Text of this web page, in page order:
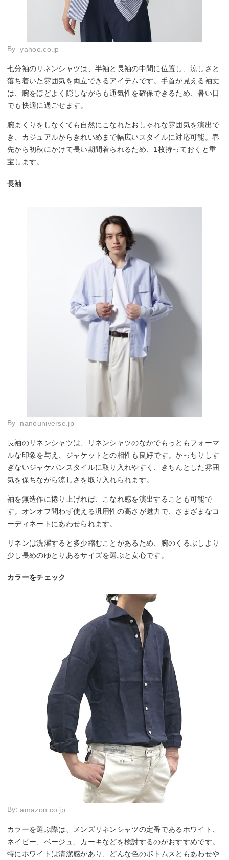
By:yahoo.co.jp
七分袖のリネンシャツは、半袖と長袖の中間に位置し、涼しさと
落ち着いた雰囲気を両立できるアイテムです。手首が見える袖丈
は、腕をほどよく隠しながらも通気性を確保できるため、暑い日
でも快適に過ごせます。
腕まくりをしなくても自然にこなれたおしゃれな雰囲気を演出で
き、カジュアルからきれいめまで幅広いスタイルに対応可能。春
先から初秋にかけて長い期間着られるため、1枚持っておくと重
宝します。
長袖
By: nanouniverse.jp
長袖のリネンシャツは、リネンシャツのなかでもっともフォーマ
ルな印象を与え、ジャケットとの相性も良好です。かっちりしす
ぎないジャケパンスタイルに取り入れやすく、きちんとした雰囲
気を保ちながら涼しさを取り入れられます。
袖を無造作に捲り上げれば、こなれ感を演出することも可能で
す。オンオフ問わず使える汎用性の高さが魅力で、さまざまなコ
ーディネートにあわせられます。
リネンは洗濯すると多少縮むことがあるため、腕のくるぶしより
少し長めのゆとりあるサイズを選ぶと安心です。
カラーをチェック
By:amazon.co.jp
カラーを選ぶ際は、メンズリネンシャツの定番であるホワイト、
ネイビー、ベージュ、カーキなどを検討するのがおすすめです。
特にホワイトは清潔感があり、どんな色のボトムスともあわせや